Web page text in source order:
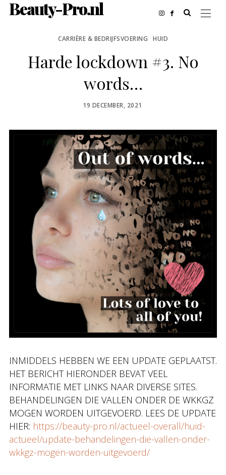
Beauty-Pro.nl
CARRIÈRE & BEDRIJFSVOERING HUID
Harde lockdown #3. No
words…
POSTED
19 DECEMBER, 2021
INMIDDELS HEBBEN WE EEN UPDATE GEPLAATST.
HET BERICHT HIERONDER BEVAT VEEL
INFORMATIE MET LINKS NAAR DIVERSE SITES.
BEHANDELINGEN DIE VALLEN ONDER DE WKKGZ
MOGEN WORDEN UITGEVOERD. LEES DE UPDATE
HIER: https://beauty-pro.nl/actueel-overall/huid-
actueel/update-behandelingen-die-vallen-onder-
wkkgz-mogen-worden-uitgevoerd/